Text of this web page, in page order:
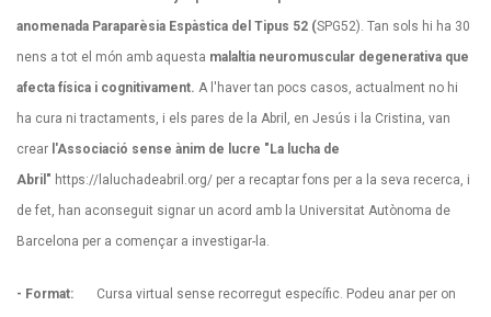
anomenada Paraparèsia Espàstica del Tipus 52 (SPG52). Tan sols hi ha 30
nens a tot el món amb aquesta malaltia neuromuscular degenerativa que
afecta física i cognitivament. A l'haver tan pocs casos, actualment no hi
ha cura ni tractaments, i els pares de la Abril, en Jesús i la Cristina, van
crear l'Associació sense ànim de lucre "La lucha de
Abril" https://laluchadeabril.org/ per a recaptar fons per a la seva recerca, i
de fet, han aconseguit signar un acord amb la Universitat Autònoma de
Barcelona per a començar a investigar-la.
- Format: Cursa virtual sense recorregut específic. Podeu anar per on